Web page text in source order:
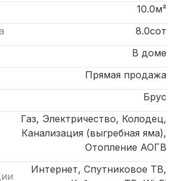
10.0м²
8.0сот
В доме
Прямая продажа
Брус
Газ, Электричество, Колодец,
Канализация (выгребная яма),
Отопление АОГВ
Интернет, Спутниковое ТВ,